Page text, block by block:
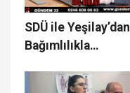
SDÜ ile Yeşilay’dan
Bağımlılıkla
Birliği